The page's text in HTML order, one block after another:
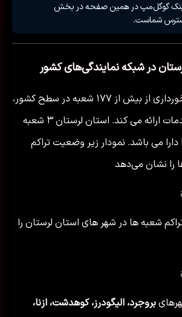
لینک گوگل‌مپ در همین صفحه در بخش
شماست.
در شبکه نمایندگی‌های کشور
مدیران خودرو با برخورداری از بیش از ۱۷۷ شعبه در سطح کشور،
به مشتریان خود خدمات ارائه می کند. استان لرستان ۳ شعبه
می باشد. نمودار زیر وضعیت تراکم
را نشان می‌دهد
شعبه ها در شهر های استان لرستان را
بروجرد، الیگودرز، کوهدشت، ازنا،